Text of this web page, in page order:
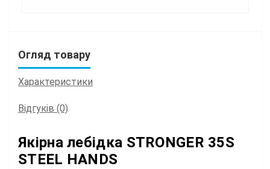
Огляд товару
Характеристики
Відгуків (0)
Якірна лебідка STRONGER 35S
STEEL HANDS